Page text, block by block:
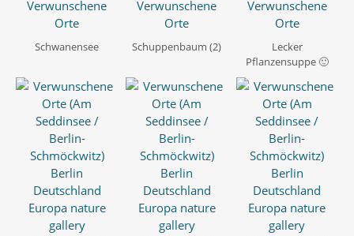
Schwanensee Schuppenbaum (2)
Lecker
Pflanzensuppe 🙂